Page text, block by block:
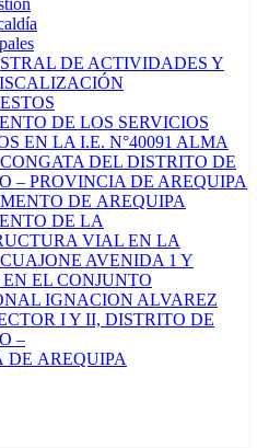
DE ACTIVIDADES Y
DE LOS SERVICIOS
EN LA I.E. N°40091 ALMA
DEL DISTRITO DE
– PROVINCIA DE AREQUIPA
DE AREQUIPA
DE LA
VIAL EN LA
AVENIDA 1 Y
EL CONJUNTO
IGNACION ALVAREZ
I Y II, DISTRITO DE
–
DE AREQUIPA